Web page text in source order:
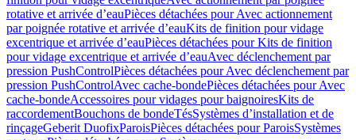
rotative et arrivée d’eauPièces détachées pour Avec actionnement
par poignée rotative et arrivée d’eauKits de finition pour vidage
excentrique et arrivée d’eauPièces détachées pour Kits de finition
pour vidage excentrique et arrivée d’eauAvec déclenchement par
pression PushControlPièces détachées pour Avec déclenchement par
pression PushControlAvec cache-bondePièces détachées pour Avec
cache-bondeAccessoires pour vidages pour baignoiresKits de
raccordementBouchons de bondeTésSystèmes d’installation et de
rinçageGeberit DuofixParoisPièces détachées pour ParoisSystèmes